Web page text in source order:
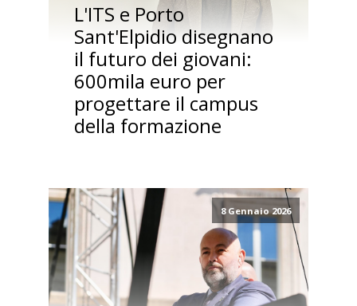
L'ITS e Porto
Sant'Elpidio disegnano
il futuro dei giovani:
600mila euro per
progettare il campus
della formazione
8 Gennaio 2026